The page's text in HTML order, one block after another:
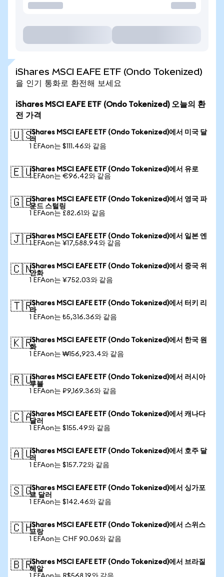
iShares MSCI EAFE ETF (Ondo Tokenized)
을 인기 통화로 환전해 보세요
iShares MSCI EAFE ETF (Ondo Tokenized) 오늘의 환
전 가격
🇺🇸iShares MSCI EAFE ETF (Ondo Tokenized)에서 미국 달
러
1 EFAon는 $111.46와 같음
🇪🇺iShares MSCI EAFE ETF (Ondo Tokenized)에서 유로
1 EFAon는 €96.42와 같음
🇬🇧iShares MSCI EAFE ETF (Ondo Tokenized)에서 영국 파
운드 스털링
1 EFAon는 £82.61와 같음
🇯🇵iShares MSCI EAFE ETF (Ondo Tokenized)에서 일본 엔
1 EFAon는 ¥17,588.94와 같음
🇨🇳iShares MSCI EAFE ETF (Ondo Tokenized)에서 중국 위
안화
1 EFAon는 ¥752.03와 같음
🇹🇷iShares MSCI EAFE ETF (Ondo Tokenized)에서 터키 리
라
1 EFAon는 ₺5,316.36와 같음
🇰🇷iShares MSCI EAFE ETF (Ondo Tokenized)에서 한국 원
화
1 EFAon는 ₩156,923.4와 같음
🇷🇺iShares MSCI EAFE ETF (Ondo Tokenized)에서 러시아
루블
1 EFAon는 ₽9,169.36와 같음
🇨🇦iShares MSCI EAFE ETF (Ondo Tokenized)에서 캐나다
달러
1 EFAon는 $155.49와 같음
🇦🇺iShares MSCI EAFE ETF (Ondo Tokenized)에서 호주 달
러
1 EFAon는 $157.72와 같음
🇸🇬iShares MSCI EAFE ETF (Ondo Tokenized)에서 싱가포
르 달러
1 EFAon는 $142.46와 같음
🇨🇭iShares MSCI EAFE ETF (Ondo Tokenized)에서 스위스
프랑
1 EFAon는 CHF 90.06와 같음
🇧🇷iShares MSCI EAFE ETF (Ondo Tokenized)에서 브라질
헤알